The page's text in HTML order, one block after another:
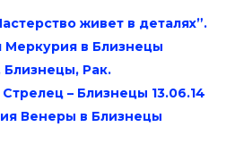
живет в деталях”.
в Близнецы
Рак.
– Близнецы 13.06.14
Венеры в Близнецы